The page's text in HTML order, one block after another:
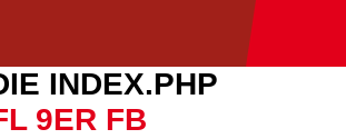
INDEX.PHP
9ER FB